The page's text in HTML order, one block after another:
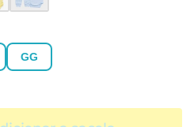
GG